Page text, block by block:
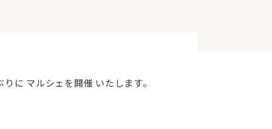
に マルシェを開催 いたします。